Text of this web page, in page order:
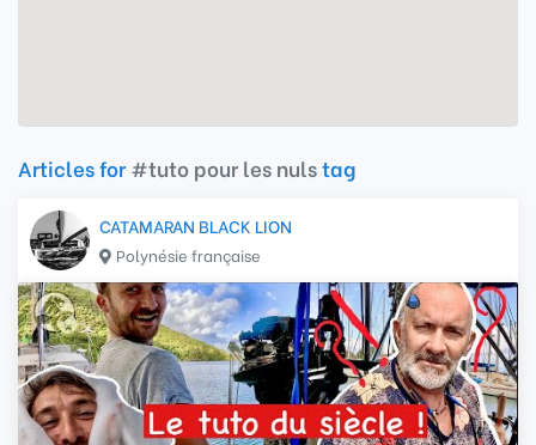
Articles for#tuto pour les nulstag
CATAMARAN BLACK LION
Polynésie française